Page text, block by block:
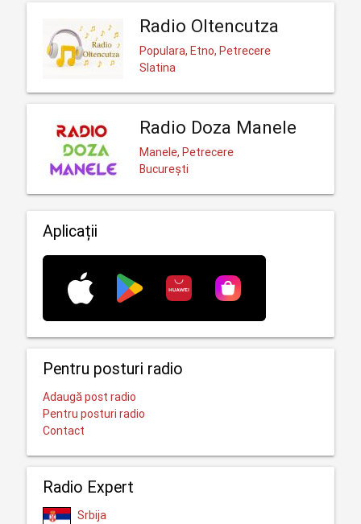
Radio Oltencutza
Populara, Etno, Petrecere
Slatina
Radio Doza Manele
Manele, Petrecere
București
Aplicații
Pentru posturi radio
Adaugă post radio
Pentru posturi radio
Contact
Radio Expert
Srbija